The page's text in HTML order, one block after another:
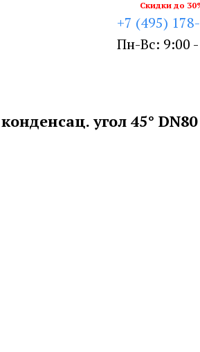
+7 (495)
Пн-Вс: 9:00
Скидки до
угол 45°